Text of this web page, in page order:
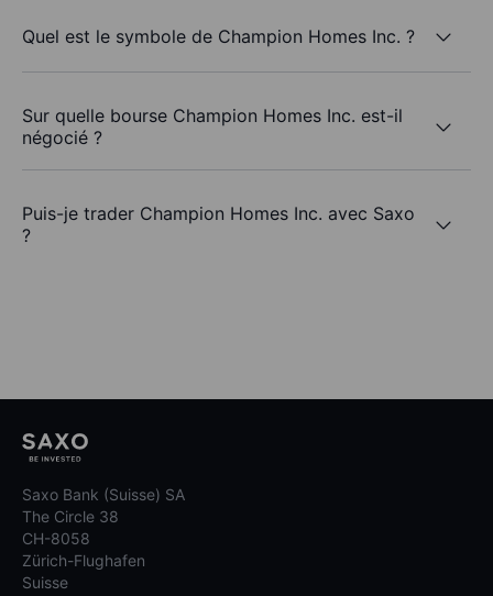
Quel est le symbole de Champion Homes Inc. ?
Sur quelle bourse Champion Homes Inc. est-il
négocié ?
Puis-je trader Champion Homes Inc. avec Saxo
?
Saxo Bank (Suisse) SA
The Circle 38
CH-8058
Zürich-Flughafen
Suisse